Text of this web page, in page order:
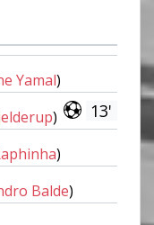
Yamal)
13'
)
)
Balde)